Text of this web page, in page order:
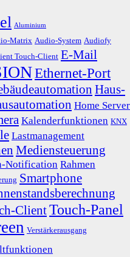
Aluminium
Matrix Audio-System Audiofy
Touch-Client E-Mail
Ethernet-Port
Haus-
Home Server
Kalenderfunktionen KNX
Lastmanagement
Mediensteuerung
Notification Rahmen
Smartphone
ClientTouch-Panel
Verstärkerausgang